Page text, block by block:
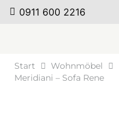
0911 600 2216
Start Wohnmöbel
Meridiani – Sofa Rene